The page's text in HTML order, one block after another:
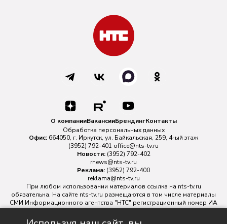
О компанииВакансииБрендингКонтакты
Обработка персональных данных
Офис: 664050, г. Иркутск, ул. Байкальская, 259, 4-ый этаж
(3952) 792-401 office@nts-tv.ru
Новости: (3952) 792-402
rnews@nts-tv.ru
Реклама: (3952) 792-400
reklama@nts-tv.ru
При любом использовании материалов ссылка на nts-tv.ru
обязательна. На сайте nts-tv.ru размещаются в том числе материалы
СМИ Информационного агентства "НТС" регистрационный номер ИА
№ ФС 77 - 88763 зарегистрировано Федеральной службой по
надзору в сфере связи, информационных технологий и массовых